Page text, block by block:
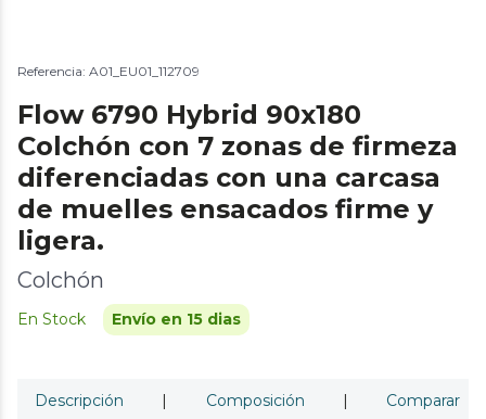
Referencia: A01_EU01_112709
Flow 6790 Hybrid 90x180
Colchón con 7 zonas de firmeza
diferenciadas con una carcasa
de muelles ensacados firme y
ligera.
Colchón
En Stock Envío en 15 dias
Descripción | Composición | Comparar